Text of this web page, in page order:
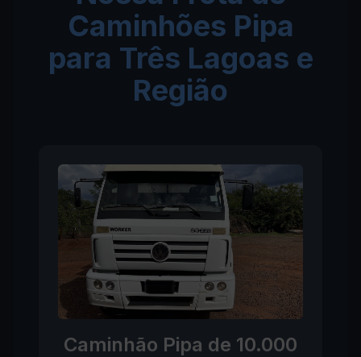
Caminhões Pipa
para Três Lagoas e
Região
Caminhão Pipa de 10.000